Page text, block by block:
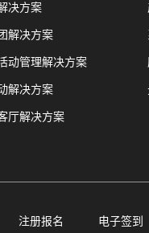
决方案
解决方案
动管理解决方案
解决方案
厅解决方案
注册报名 电子签到